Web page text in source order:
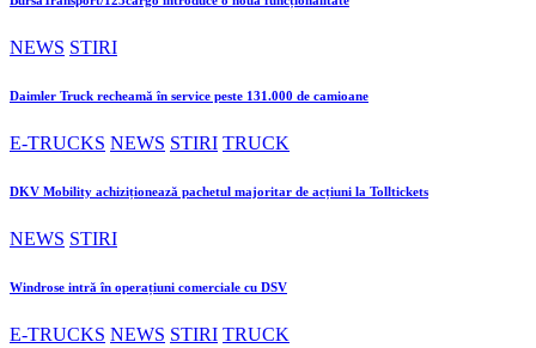
NEWS STIRI
Daimler Truck recheamă în service peste 131.000 de camioane
E-TRUCKS NEWS STIRI TRUCK
DKV Mobility achiziționează pachetul majoritar de acțiuni la Tolltickets
NEWS STIRI
Windrose intră în operațiuni comerciale cu DSV
E-TRUCKS NEWS STIRI TRUCK